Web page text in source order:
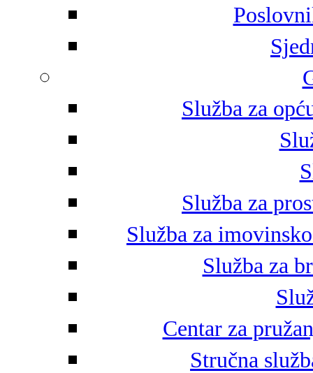
Služba za
Služba za
Služba za
Služba za
Centar za
Stručna